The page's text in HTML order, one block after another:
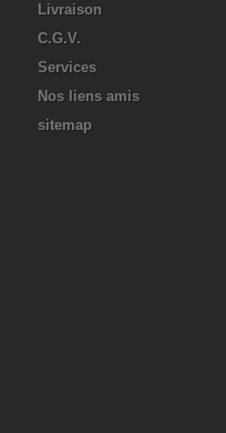
Livraison
C.G.V.
Services
Nos liens amis
sitemap